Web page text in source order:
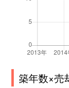
築年数×売